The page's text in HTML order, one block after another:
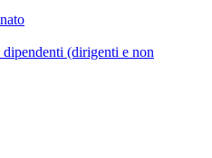
(dirigenti e non